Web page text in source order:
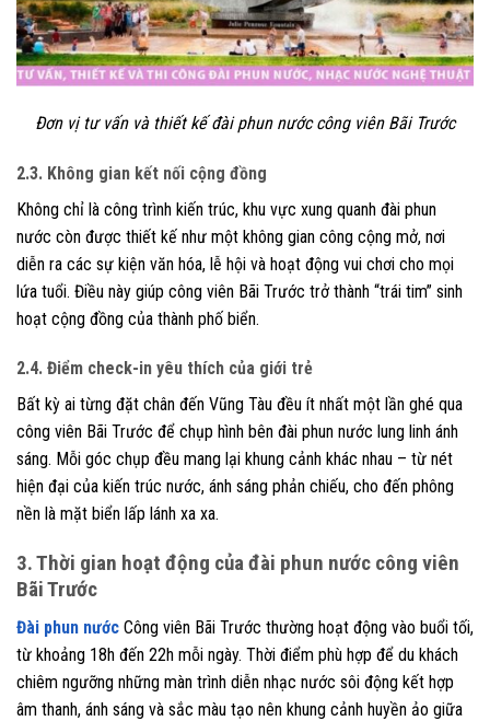
Đơn vị tư vấn và thiết kế đài phun nước công viên Bãi Trước
2.3. Không gian kết nối cộng đồng
Không chỉ là công trình kiến trúc, khu vực xung quanh đài phun
nước còn được thiết kế như một không gian công cộng mở, nơi
diễn ra các sự kiện văn hóa, lễ hội và hoạt động vui chơi cho mọi
lứa tuổi. Điều này giúp công viên Bãi Trước trở thành “trái tim” sinh
hoạt cộng đồng của thành phố biển.
2.4. Điểm check-in yêu thích của giới trẻ
Bất kỳ ai từng đặt chân đến Vũng Tàu đều ít nhất một lần ghé qua
công viên Bãi Trước để chụp hình bên đài phun nước lung linh ánh
sáng. Mỗi góc chụp đều mang lại khung cảnh khác nhau – từ nét
hiện đại của kiến trúc nước, ánh sáng phản chiếu, cho đến phông
nền là mặt biển lấp lánh xa xa.
3. Thời gian hoạt động của đài phun nước công viên
Bãi Trước
Đài phun nước Công viên Bãi Trước thường hoạt động vào buổi tối,
từ khoảng 18h đến 22h mỗi ngày. Thời điểm phù hợp để du khách
chiêm ngưỡng những màn trình diễn nhạc nước sôi động kết hợp
âm thanh, ánh sáng và sắc màu tạo nên khung cảnh huyền ảo giữa